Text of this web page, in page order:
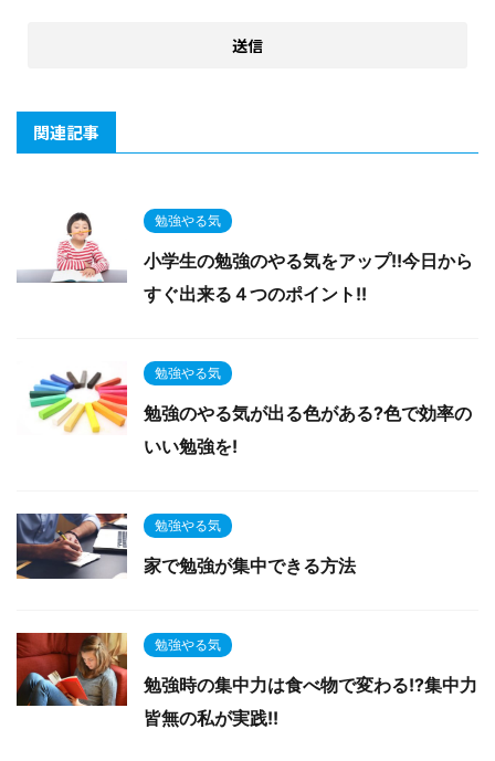
関連記事
勉強やる気
小学生の勉強のやる気をアップ!!今日から
すぐ出来る４つのポイント!!
勉強やる気
勉強のやる気が出る色がある?色で効率の
いい勉強を!
勉強やる気
家で勉強が集中できる方法
勉強やる気
勉強時の集中力は食べ物で変わる!?集中力
皆無の私が実践!!